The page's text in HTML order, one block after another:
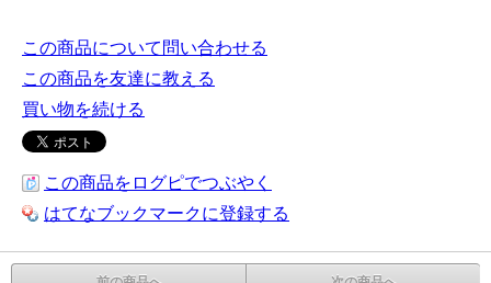
この商品について問い合わせる
この商品を友達に教える
買い物を続ける
この商品をログピでつぶやく
はてなブックマークに登録する